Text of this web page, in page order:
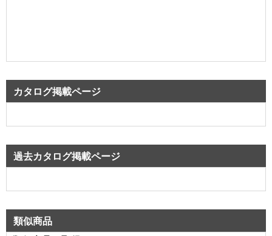
カタログ掲載ページ
過去カタログ掲載ページ
類似商品